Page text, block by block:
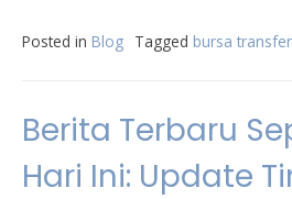
Posted in Blog Tagged bursa
Berita Terbaru
Hari Ini: Update